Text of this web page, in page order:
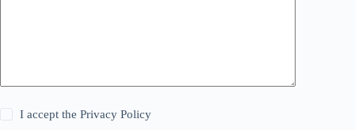
I accept thePrivacy Policy